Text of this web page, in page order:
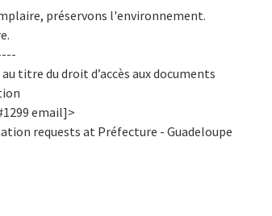
préservons l'environnement.
titre du droit d’accès aux documents
email]>
requests at Préfecture - Guadeloupe